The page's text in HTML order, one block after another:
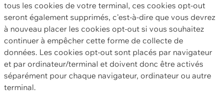
tous les cookies de votre terminal, ces cookies opt-out
seront également supprimés, c'est-à-dire que vous devrez
à nouveau placer les cookies opt-out si vous souhaitez
continuer à empêcher cette forme de collecte de
données. Les cookies opt-out sont placés par navigateur
et par ordinateur/terminal et doivent donc être activés
séparément pour chaque navigateur, ordinateur ou autre
terminal.